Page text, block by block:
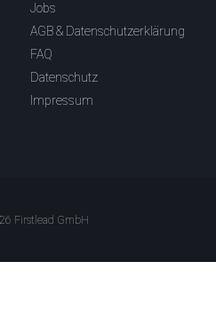
Jobs
AGB & Datenschutzerklärung
FAQ
Datenschutz
Impressum
Firstlead GmbH